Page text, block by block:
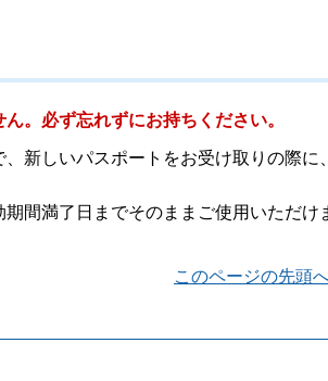
。必ず忘れずにお持ちください。
新しいパスポートをお受け取りの際に
間満了日までそのままご使用いただけ
このページの先頭